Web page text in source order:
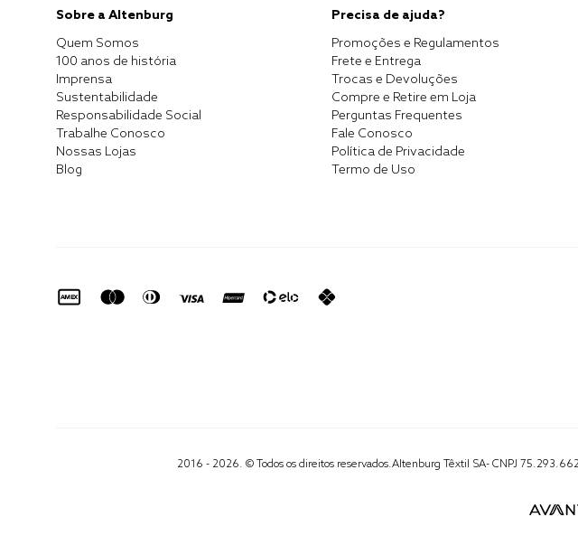
Sobre a Altenburg
Quem Somos
100 anos de história
Imprensa
Sustentabilidade
Responsabilidade Social
Trabalhe Conosco
Nossas Lojas
Blog
Precisa de ajuda?
Promoções e Regulamentos
Frete e Entrega
Trocas e Devoluções
Compre e Retire em Loja
Perguntas Frequentes
Fale Conosco
Política de Privacidade
Termo de Uso
2016 - 2026. © Todos os direitos reservados.Altenburg Têxtil SA- CNPJ